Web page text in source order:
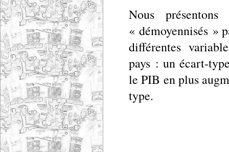
Nous
« démoyennisés »
différentes
pays : un écart-
le PIB en plus
type.